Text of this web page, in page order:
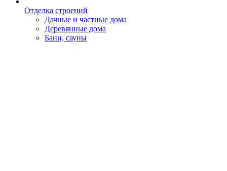
Отделка строений
Дачные и частные дома
Деревянные дома
Бани, сауны